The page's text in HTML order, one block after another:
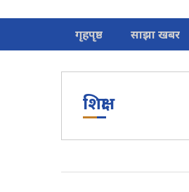
गृहपृष्ठ साझा खबर
शिक्षा